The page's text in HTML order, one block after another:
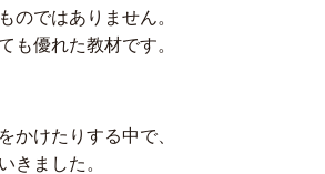
のではありません。
も優れた教材です。
かけたりする中で、
きました。